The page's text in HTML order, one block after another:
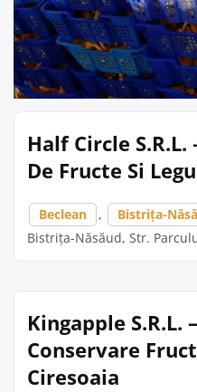
Half Circle
De Fructe Si
Beclean , Bistrița-
Bistrița-Năsăud, Str.
Kingapple S.R.L.
Conservare
Ciresoaia